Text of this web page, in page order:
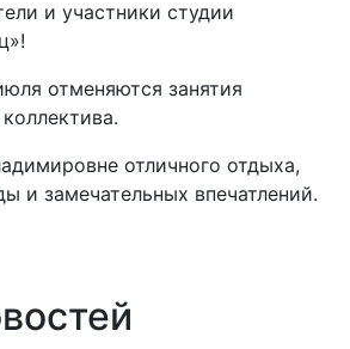
и участники студии
отменяются занятия
отличного отдыха,
и замечательных впечатлений.